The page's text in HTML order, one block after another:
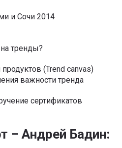
и Сочи 2014
тренды?
(Trend canvas)
важности тренда
сертификатов
– Андрей Бадин: